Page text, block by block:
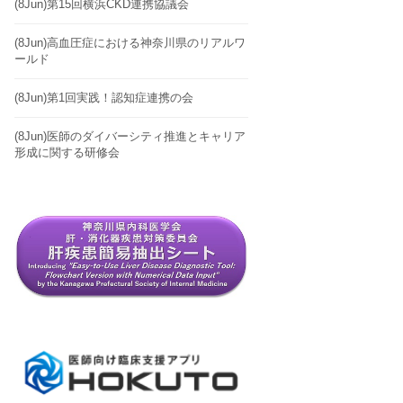
(8Jun)第15回横浜CKD連携協議会
(8Jun)高血圧症における神奈川県のリアルワ
ールド
(8Jun)第1回実践！認知症連携の会
(8Jun)医師のダイバーシティ推進とキャリア
形成に関する研修会